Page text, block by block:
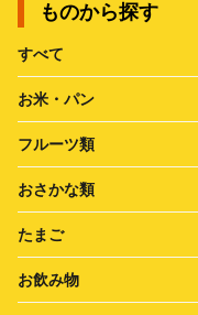
ものから探す
すべて
お米・パン
フルーツ類
おさかな類
たまご
お飲み物